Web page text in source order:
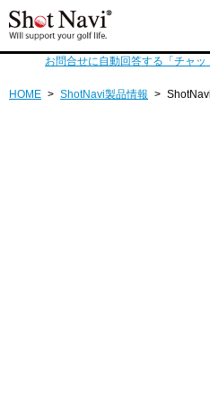
お問合せに自動回答する「チャ
HOME > ShotNavi製品情報 >